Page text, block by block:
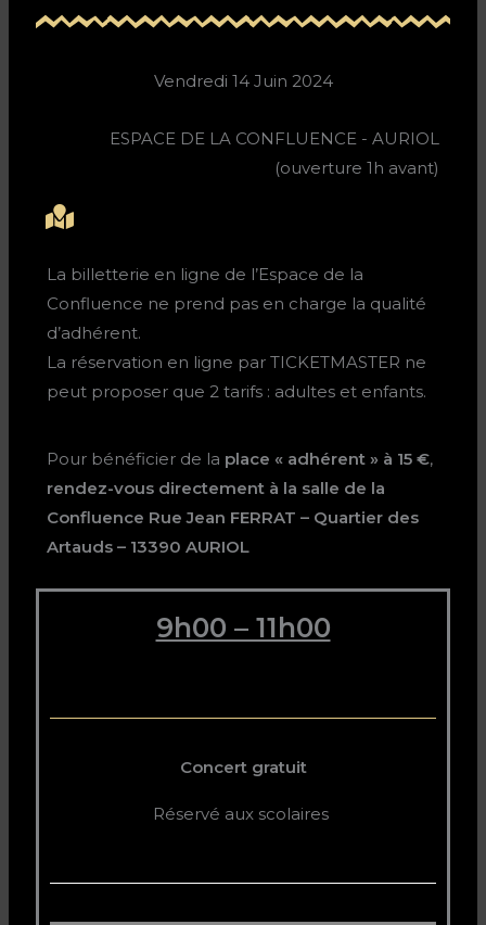
Vendredi 14 Juin 2024
ESPACE DE LA CONFLUENCE - AURIOL
(ouverture 1h avant)
La billetterie en ligne de l’Espace de la
Confluence ne prend pas en charge la qualité
d’adhérent.
La réservation en ligne par TICKETMASTER ne
peut proposer que 2 tarifs : adultes et enfants.
Pour bénéficier de la place « adhérent » à 15 €,
rendez-vous directement à la salle de la
Confluence Rue Jean FERRAT – Quartier des
Artauds – 13390 AURIOL
9h00 – 11h00
Concert gratuit
Réservé aux scolaires